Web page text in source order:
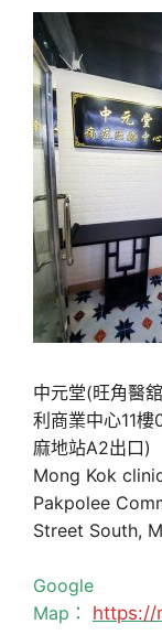
中元堂(旺角醫
利商業中心11
麻地站A2出口)
Mong Kok
Pakpolee
Street South,
Google
Map： https://